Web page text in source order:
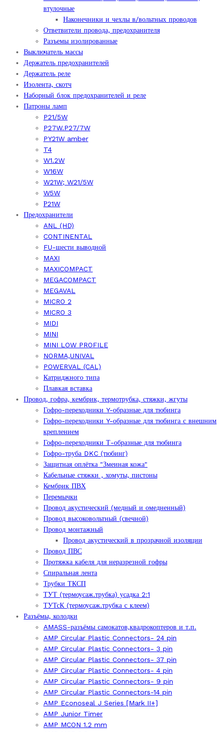
втулочные
Наконечники и чехлы в/вольтных проводов
Ответвители провода, предохранителя
Разъемы изолированные
Выключатель массы
Держатель предохранителей
Держатель реле
Изолента, скотч
Наборный блок предохранителей и реле
Патроны ламп
P21/5W
P27W.P27/7W
PY21W amber
T4
W1.2W
W16W
W21W; W21/5W
W5W
Р21W
Предохранители
ANL (HD)
CONTINENTAL
FU-шести выводной
MAXI
MAXICOMPACT
MEGACOMPACT
MEGAVAL
MICRO 2
MICRO 3
MIDI
MINI
MINI LOW PROFILE
NORMA,UNIVAL
POWERVAL (CAL)
Катриджного типа
Плавкая вставка
Провод, гофра, кембрик, термотрубка, стяжки, жгуты
Гофро-переходники Y-образные для тюбинга
Гофро-переходники Y-образные для тюбинга с внешним
креплением
Гофро-переходники Т-образные для тюбинга
Гофро-труба DKC (тюбинг)
Защитная оплётка "Змеиная кожа"
Кабельные стяжки , хомуты, пистоны
Кембрик ПВХ
Перемычки
Провод акустический (медный и омедненный)
Провод высоковольтный (свечной)
Провод монтажный
Провод акустический в прозрачной изоляции
Провод ПВС
Протяжка кабеля для неразрезной гофры
Спиральная лента
Трубки ТКСП
ТУТ (термоусаж.трубка) усадка 2:1
ТУТсК (термоусаж.трубка с клеем)
Разъёмы, колодки
AMASS-разъёмы самокатов,квадрокоптеров и т.п.
AMP Circular Plastic Connectors- 24 pin
AMP Circular Plastic Connectors- 3 pin
AMP Circular Plastic Connectors- 37 pin
AMP Circular Plastic Connectors- 4 pin
AMP Circular Plastic Connectors- 9 pin
AMP Circular Plastic Connectors-14 pin
AMP Econoseal J Series [Mark II+]
AMP Junior Timer
AMP MCON 1.2 mm